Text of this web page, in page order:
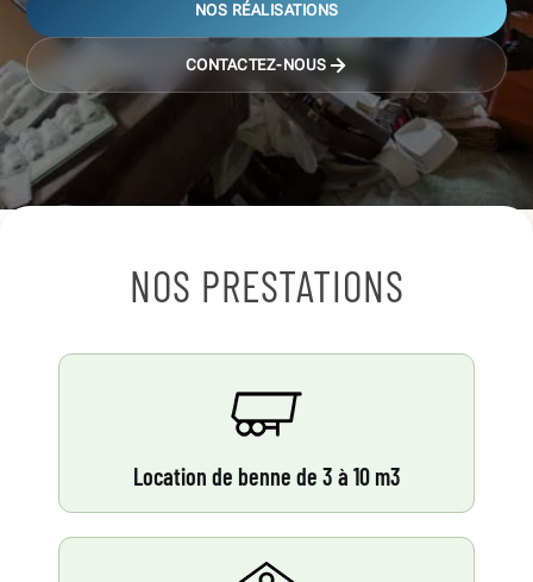
NOS RÉALISATIONS
CONTACTEZ-NOUS
NOS PRESTATIONS
Location de benne de 3 à 10 m3